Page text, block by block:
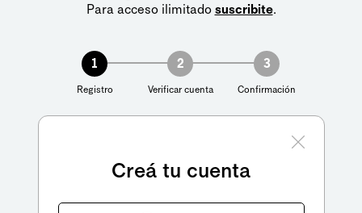
Para acceso ilimitado suscribite.
1
Registro
2
Verificar cuenta
3
Confirmación
Creá tu cuenta